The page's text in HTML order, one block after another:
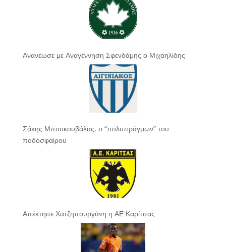
Ανανέωσε με Αναγέννηση Σφενδάμης ο Μιχαηλίδης
Σάκης Μπουκουβάλας, ο “πολυπράγμων” του
ποδοσφαίρου
Απέκτησε Χατζηπουργάνη η ΑΕ Καρίτσας